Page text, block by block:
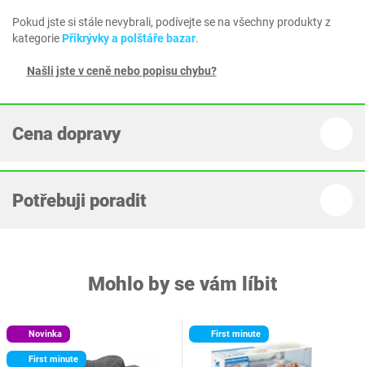
Pokud jste si stále nevybrali, podívejte se na všechny produkty z
kategoriePřikrývky a polštáře bazar.
Našli jste v ceně nebo popisu chybu?
Cena dopravy
Potřebuji poradit
Mohlo by se vám líbit
Novinka
First minute
First minute